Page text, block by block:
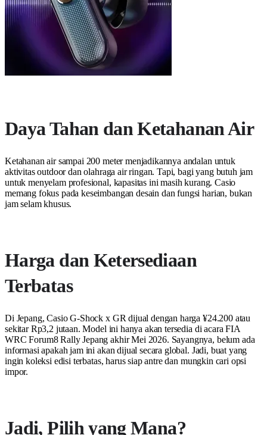
Daya Tahan dan Ketahanan Air
Ketahanan air sampai 200 meter menjadikannya andalan untuk
aktivitas outdoor dan olahraga air ringan. Tapi, bagi yang butuh jam
untuk menyelam profesional, kapasitas ini masih kurang. Casio
memang fokus pada keseimbangan desain dan fungsi harian, bukan
jam selam khusus.
Harga dan Ketersediaan
Terbatas
Di Jepang, Casio G-Shock x GR dijual dengan harga ¥24.200 atau
sekitar Rp3,2 jutaan. Model ini hanya akan tersedia di acara FIA
WRC Forum8 Rally Jepang akhir Mei 2026. Sayangnya, belum ada
informasi apakah jam ini akan dijual secara global. Jadi, buat yang
ingin koleksi edisi terbatas, harus siap antre dan mungkin cari opsi
impor.
Jadi, Pilih yang Mana?